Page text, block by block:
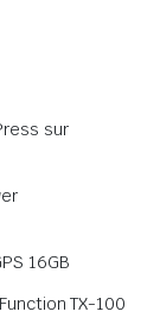
sur
16GB
TX-100